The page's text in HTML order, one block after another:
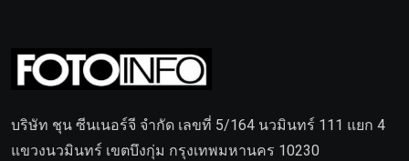
บริษัท ชุน ซีนเนอร์จี จำกัด เลขที่ 5/164 นวมินทร์ 111 แยก 4
แขวงนวมินทร์ เขตบึงกุ่ม กรุงเทพมหานคร 10230